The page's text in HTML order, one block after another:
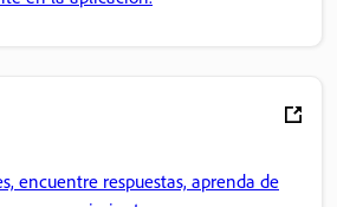
encuentre respuestas, aprenda de